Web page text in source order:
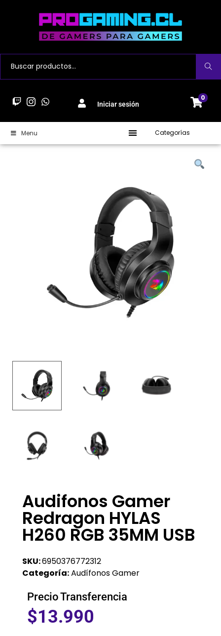
Buscar
Iniciar sesión
0
Menu Categorías
Audifonos Gamer
Redragon HYLAS
H260 RGB 35MM USB
SKU:6950376772312
Categoría:Audífonos Gamer
Precio Transferencia
$13.990